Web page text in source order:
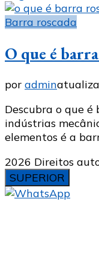
Barra roscada
O que é
por admin
Descubra o que
indústrias
elementos é a
2026 Direitos
SUPERIOR